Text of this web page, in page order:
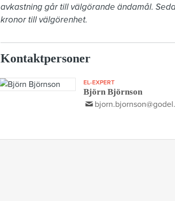
avkastning går till välgörande ändamål.
kronor till välgörenhet.
Kontaktpersoner
EL-EXPERT
Björn Björnson